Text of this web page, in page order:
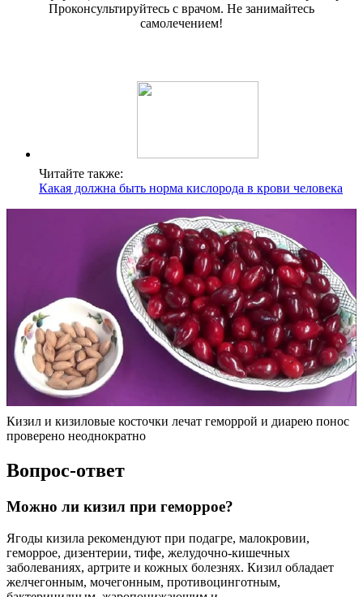
Читайте также:
Какая должна быть норма кислорода в крови человека
Кизил и кизиловые косточки лечат геморрой и диарею понос
проверено неоднократно
Вопрос-ответ
Можно ли кизил при геморрое?
Ягоды кизила рекомендуют при подагре, малокровии,
геморрое, дизентерии, тифе, желудочно-кишечных
заболеваниях, артрите и кожных болезнях. Кизил обладает
желчегонным, мочегонным, противоцинготным,